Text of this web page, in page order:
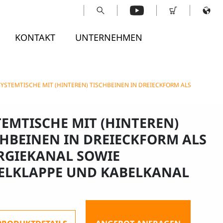
KONTAKT UNTERNEHMEN
MIT (HINTEREN) TISCHBEINEN IN DREIECKFORM ALS
MIT (HINTEREN)
IN DREIECKFORM ALS
SOWIE
UND KABELKANAL